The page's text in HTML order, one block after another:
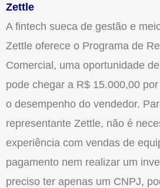
Zettle
A fintech sueca de gestão e
Zettle oferece o Programa de
Comercial, uma oportunidade
pode chegar a R$ 15.000,00
o desempenho do vendedor.
representante Zettle, não é
experiência com vendas de
pagamento nem realizar um
preciso ter apenas um CNPJ,